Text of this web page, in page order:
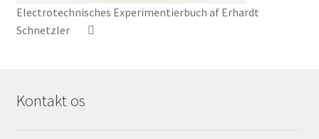
Electrotechnisches Experimentierbuch af Erhardt
Schnetzler
Kontakt os